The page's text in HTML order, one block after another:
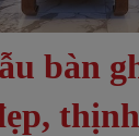
bàn